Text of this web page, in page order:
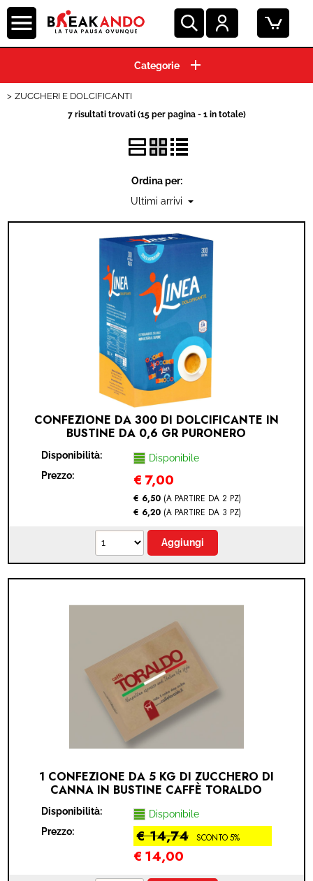
HOME
CAPSULE CAFFE'
GRANI E MACINATO
BEVANDE E SOLUBILI
ACCESSORI
IDEA REGALO
RICAMBI
SNACK & BIBITE
VINI
CANCELLERIA
NOVITÀ
PRODOTTI IN OFFERTA
MODULO RECESSO
ZUCCHERI E DOLCIFICANTI
7 risultati trovati (15 per pagina - 1 in totale)
Ordina per:
CONFEZIONE DA 300 DI DOLCIFICANTE IN
BUSTINE DA 0,6 GR PURONERO
Disponibilità:
Disponibile
Prezzo:
€ 7,00
€ 6,50 (A PARTIRE DA 2 PZ)
€ 6,20 (A PARTIRE DA 3 PZ)
1 CONFEZIONE DA 5 KG DI ZUCCHERO DI
CANNA IN BUSTINE CAFFÈ TORALDO
Disponibilità:
Disponibile
Prezzo:
€ 14,74 SCONTO 5%
€ 14,00